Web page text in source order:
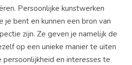
Persoonlijke kunstwerken
je bent en kunnen een bron van
zijn. Ze geven je namelijk de
op een unieke manier te uiten
persoonlijkheid en interesses te